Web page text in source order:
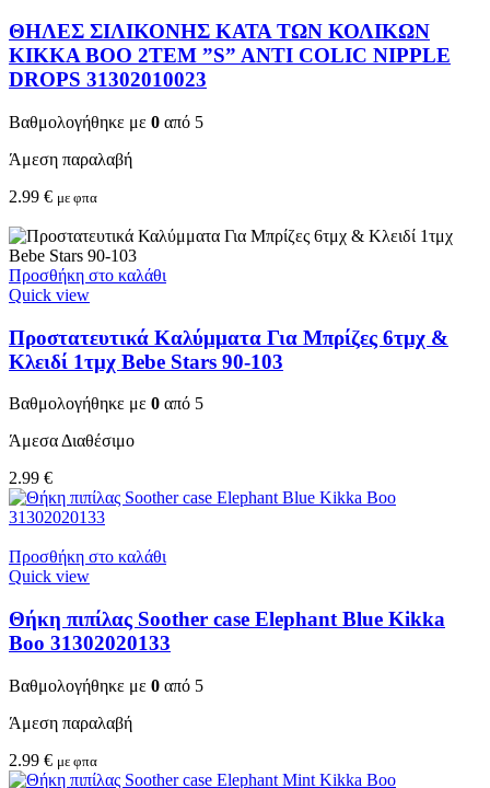
ΘΗΛΕΣ ΣΙΛΙΚΟΝΗΣ ΚΑΤΑ ΤΩΝ ΚΟΛΙΚΩΝ
KIKKA BOO 2TEM ”S” ANTI COLIC NIPPLE
DROPS 31302010023
Βαθμολογήθηκε με 0 από 5
Άμεση παραλαβή
2.99 € με φπα
Προσθήκη στο καλάθι
Quick view
Προστατευτικά Καλύμματα Για Μπρίζες 6τμχ &
Κλειδί 1τμχ Bebe Stars 90-103
Βαθμολογήθηκε με 0 από 5
Άμεσα Διαθέσιμο
2.99 €
Προσθήκη στο καλάθι
Quick view
Θήκη πιπίλας Soother case Elephant Blue Kikka
Boo 31302020133
Βαθμολογήθηκε με 0 από 5
Άμεση παραλαβή
2.99 € με φπα